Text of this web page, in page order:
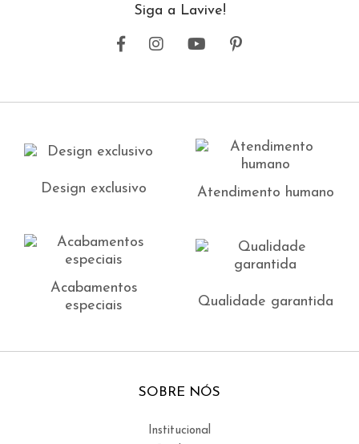
Siga a Lavive!
Design exclusivo Atendimento humano
Acabamentos
especiais
Qualidade garantida
SOBRE NÓS
Institucional